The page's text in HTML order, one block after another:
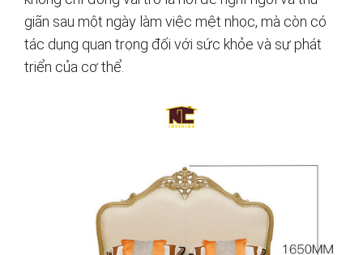
giãn sau một ngày làm việc mệt nhọc, mà còn có
tác dụng quan trọng đối với sức khỏe và sự phát
triển của cơ thể.